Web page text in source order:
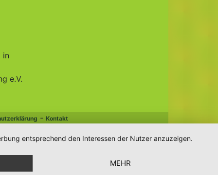
in
e.V.
- Kontakt
entsprechend den Interessen der Nutzer anzuzeigen.
MEHR